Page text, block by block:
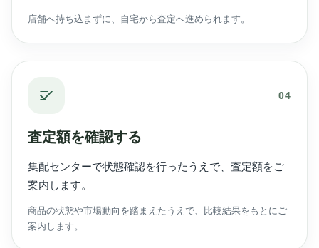
店舗へ持ち込まずに、自宅から査定へ進められます。
04
査定額を確認する
集配センターで状態確認を行ったうえで、査定額をご
案内します。
商品の状態や市場動向を踏まえたうえで、比較結果をもとにご
案内します。